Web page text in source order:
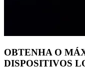
OBTENHA O
DISPOSITIVOS